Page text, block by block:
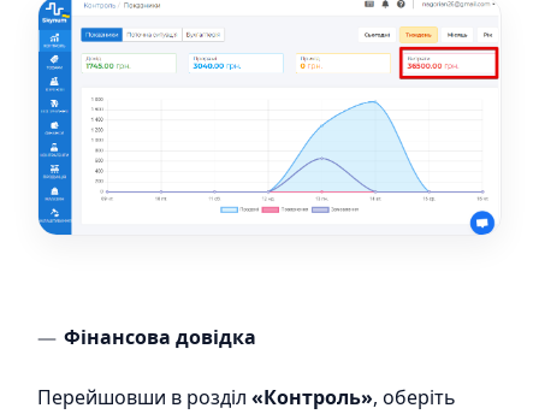
Фінансова довідка
Перейшовши в розділ «Контроль», оберіть